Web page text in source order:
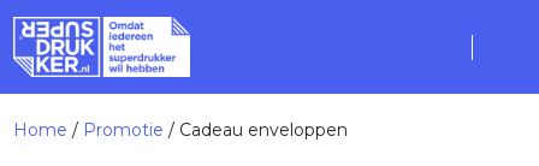
Home / Promotie / Cadeau enveloppen